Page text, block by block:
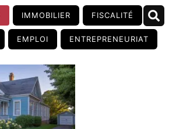
IMMOBILIER FISCALITÉ
EMPLOI ENTREPRENEURIAT